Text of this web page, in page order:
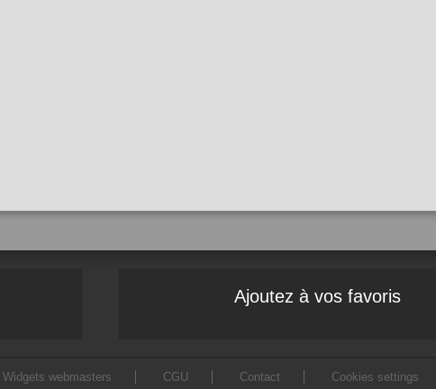
Ajoutez à vos favoris
Widgets webmasters CGU Contact
Cookies settings